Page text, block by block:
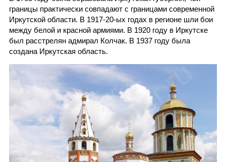
границы практически совпадают с границами современной
Иркутской области. В 1917-20-ых годах в регионе шли бои
между белой и красной армиями. В 1920 году в Иркутске
был расстрелян адмирал Колчак. В 1937 году была
создана Иркутская область.